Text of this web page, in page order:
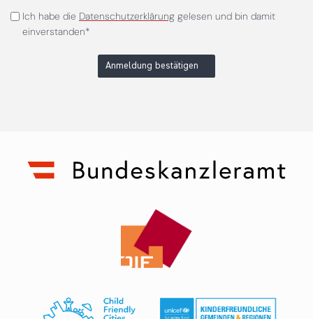
Ich habe die Datenschutzerklärunggelesen und bin damit
einverstanden*
Anmeldung bestätigen